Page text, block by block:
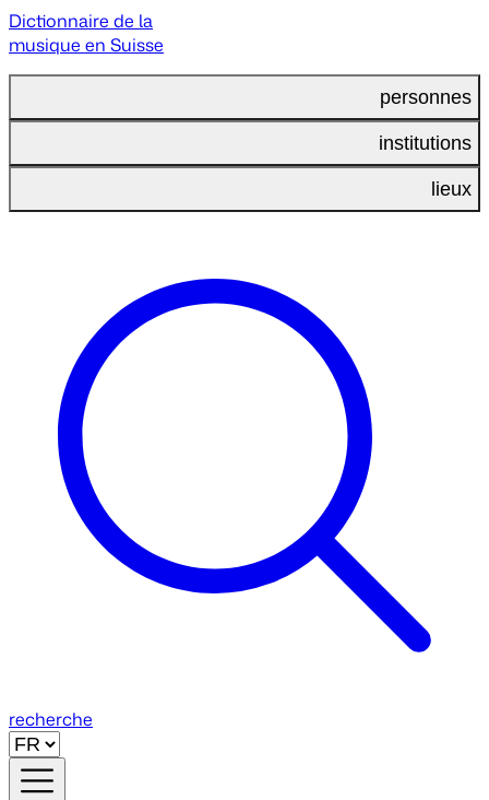
Dictionnaire de la
musique en Suisse
personnes
institutions
lieux
recherche